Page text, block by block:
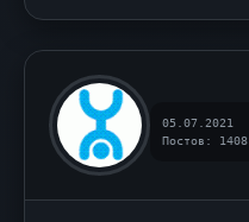
05.07.2021
Постов: 1408